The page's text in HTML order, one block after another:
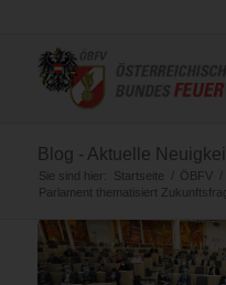
Blog - Aktuelle
Sie sind hier: Startseite / ÖBFV
/
Parlament thematisiert